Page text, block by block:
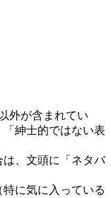
外が含まれてい
紳士的ではない表
、文頭に「ネタバ
に気に入っている